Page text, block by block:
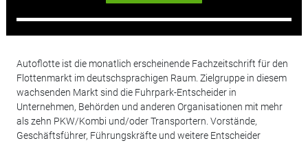
Autoflotte ist die monatlich erscheinende Fachzeitschrift für den
Flottenmarkt im deutschsprachigen Raum. Zielgruppe in diesem
wachsenden Markt sind die Fuhrpark-Entscheider in
Unternehmen, Behörden und anderen Organisationen mit mehr
als zehn PKW/Kombi und/oder Transportern. Vorstände,
Geschäftsführer, Führungskräfte und weitere Entscheider